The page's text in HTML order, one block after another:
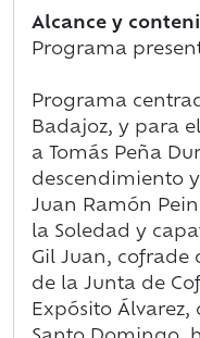
Alcance y
Programa
Programa
Badajoz, y para
a Tomás Peña
descendimiento
Juan Ramón
la Soledad y
Gil Juan, cofrade
de la Junta de
Expósito Álvarez,